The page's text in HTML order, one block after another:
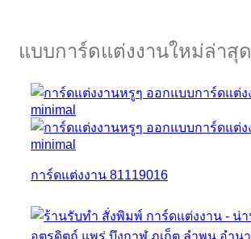
แบบการ์ดแต่งงานใหม่ล่าสุด
การ์ดแต่งงาน 81119016